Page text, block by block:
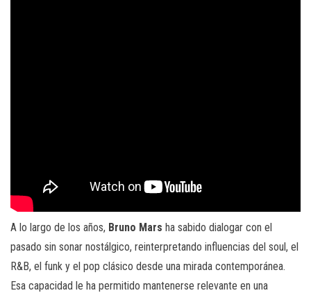
A lo largo de los años, Bruno Mars ha sabido dialogar con el
pasado sin sonar nostálgico, reinterpretando influencias del soul, el
R&B, el funk y el pop clásico desde una mirada contemporánea.
Esa capacidad le ha permitido mantenerse relevante en una